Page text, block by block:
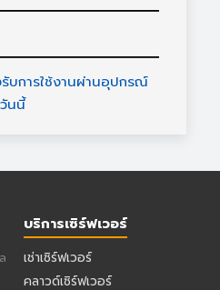
รับการใช้งานผ่านอุปกรณ์
นนี้
บริการเซิร์ฟเวอร์
เช่าเซิร์ฟเวอร์
คลาวด์เซิร์ฟเวอร์